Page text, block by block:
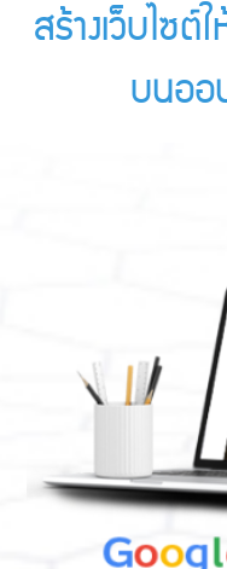
สร้างเว็บไ
บนออ